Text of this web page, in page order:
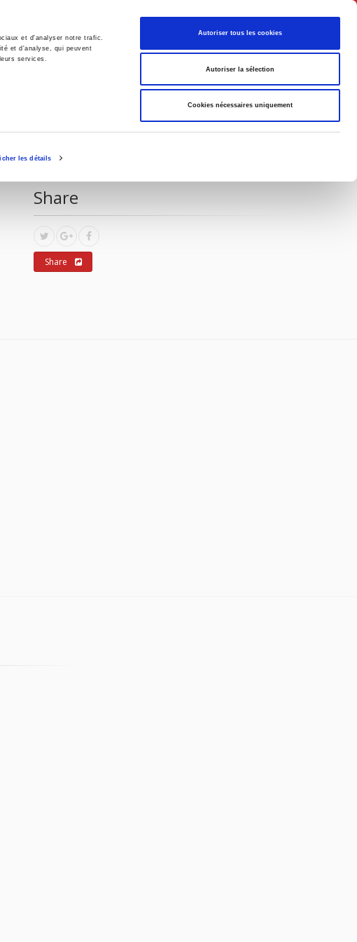
et d'analyser notre trafic.
et d'analyse, qui peuvent
services.
les détails
Autoriser tous les cookies
Autoriser la sélection
Cookies nécessaires uniquement
English
Politics
Share
Share